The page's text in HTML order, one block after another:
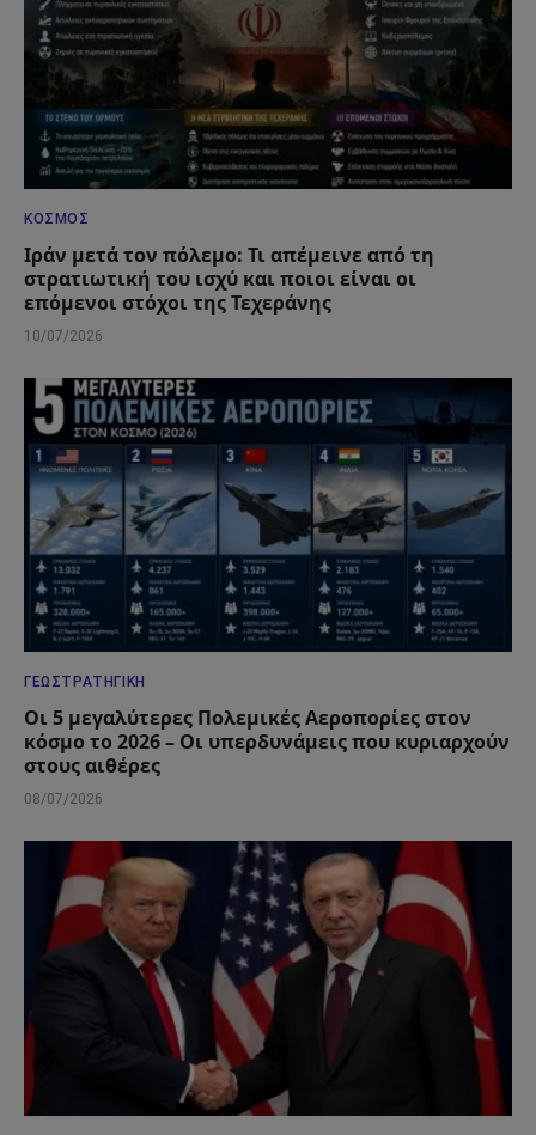
ΚΌΣΜΟΣ
Ιράν μετά τον πόλεμο: Τι απέμεινε από τη
στρατιωτική του ισχύ και ποιοι είναι οι
επόμενοι στόχοι της Τεχεράνης
10/07/2026
ΓΕΩΣΤΡΑΤΗΓΙΚΉ
Οι 5 μεγαλύτερες Πολεμικές Αεροπορίες στον
κόσμο το 2026 – Οι υπερδυνάμεις που κυριαρχούν
στους αιθέρες
08/07/2026